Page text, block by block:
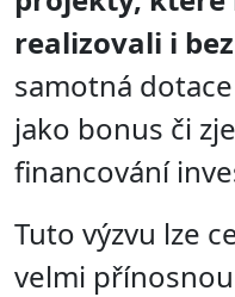
realizovali i
samotná
jako bonus či
financování
Tuto výzvu lze
velmi